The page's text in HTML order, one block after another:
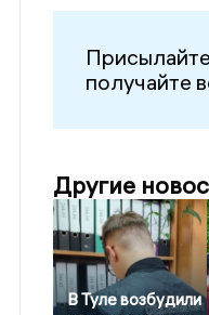
получайте
Другие
В Туле возбудили